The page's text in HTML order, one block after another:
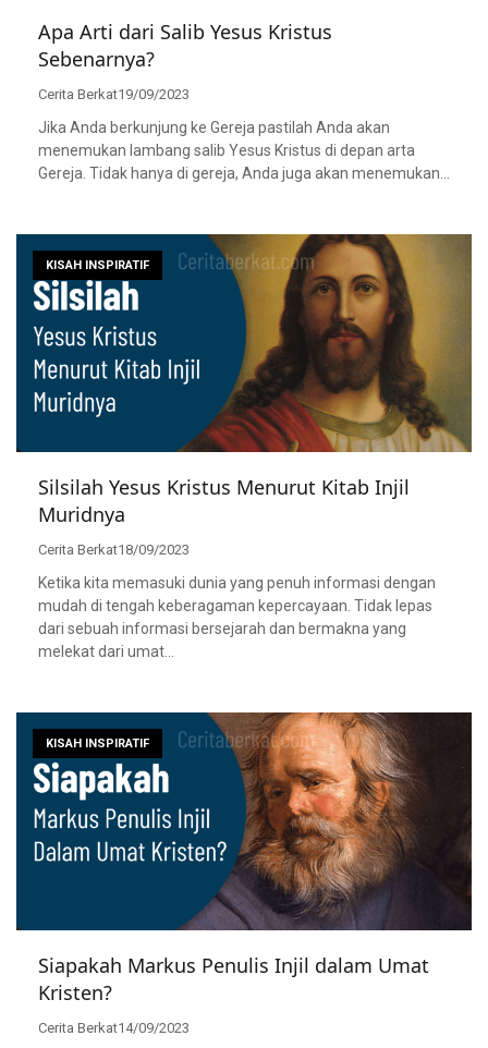
Apa Arti dari Salib Yesus Kristus
Sebenarnya?
Cerita Berkat19/09/2023
Jika Anda berkunjung ke Gereja pastilah Anda akan
menemukan lambang salib Yesus Kristus di depan arta
Gereja. Tidak hanya di gereja, Anda juga akan menemukan…
KISAH INSPIRATIF
Silsilah Yesus Kristus Menurut Kitab Injil
Muridnya
Cerita Berkat18/09/2023
Ketika kita memasuki dunia yang penuh informasi dengan
mudah di tengah keberagaman kepercayaan. Tidak lepas
dari sebuah informasi bersejarah dan bermakna yang
melekat dari umat…
KISAH INSPIRATIF
Siapakah Markus Penulis Injil dalam Umat
Kristen?
Cerita Berkat14/09/2023